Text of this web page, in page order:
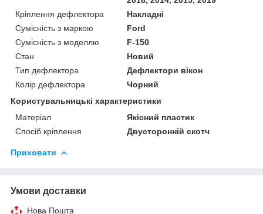
Кріплення дефлектора
Накладні
Сумісність з маркою
Ford
Сумісність з моделлю
F-150
Стан
Новий
Тип дефлектора
Дефлектори вікон
Колір дефлектора
Чорний
Користувальницькі характеристики
Матеріал
Якісний пластик
Спосіб кріплення
Двусторонній скотч
Приховати
Умови доставки
Нова Пошта